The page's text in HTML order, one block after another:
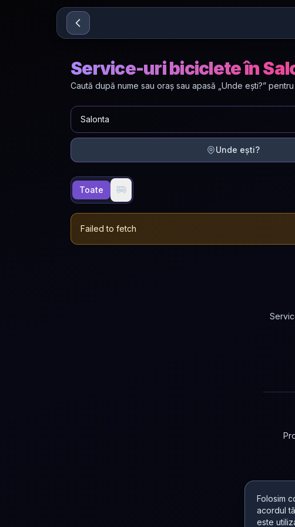
Sari la conținut
Folosim
acordul
este
Service-uri biciclete în
Caută după nume sau oraș sau apasă „Unde ești?”
Unde ești?
Toate 🚐
Failed to fetch